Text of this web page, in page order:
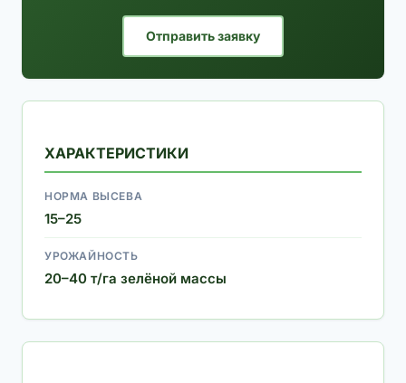
Отправить заявку
ХАРАКТЕРИСТИКИ
НОРМА ВЫСЕВА
15–25
УРОЖАЙНОСТЬ
20–40 т/га зелёной массы